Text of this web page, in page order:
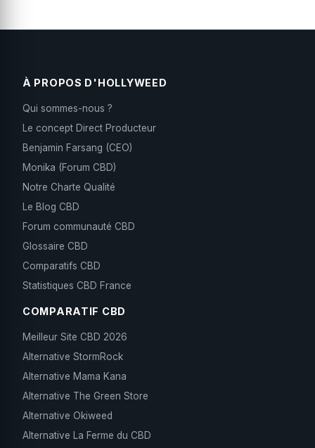
À PROPOS D'HOLLYWEED
Qui sommes-nous ?
Le concept Direct Producteur
Benjamin Farsang (CEO)
Monika (Forum CBD)
Notre Charte Qualité
Le Blog CBD
Forum communauté CBD
Glossaire CBD
Comparatifs CBD
Statistiques CBD France
COMPARATIF CBD
Meilleur Site CBD 2026
Alternative StormRock
Alternative Mama Kana
Alternative The Green Store
Alternative Okiweed
Alternative La Ferme du CBD